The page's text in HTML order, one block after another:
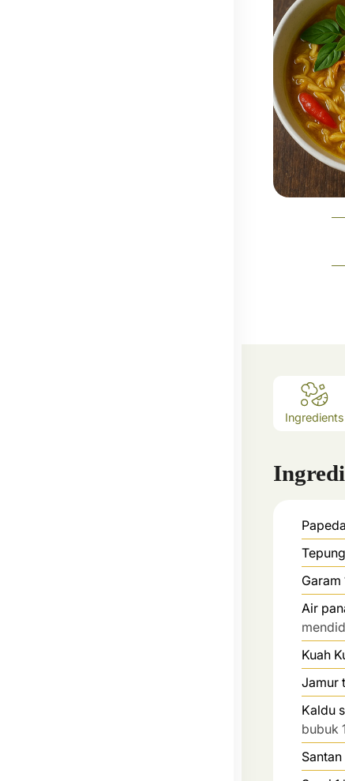
Ingredients
Papeda
Garam
Air
Kuah
Jamur
Kaldu
bubuk